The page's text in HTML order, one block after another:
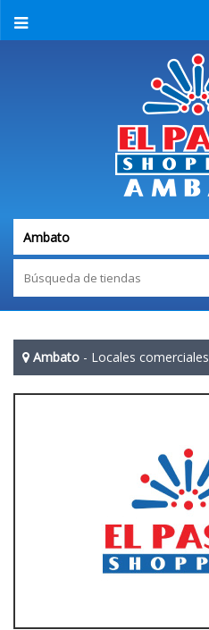
Ambato - Locales comerciales